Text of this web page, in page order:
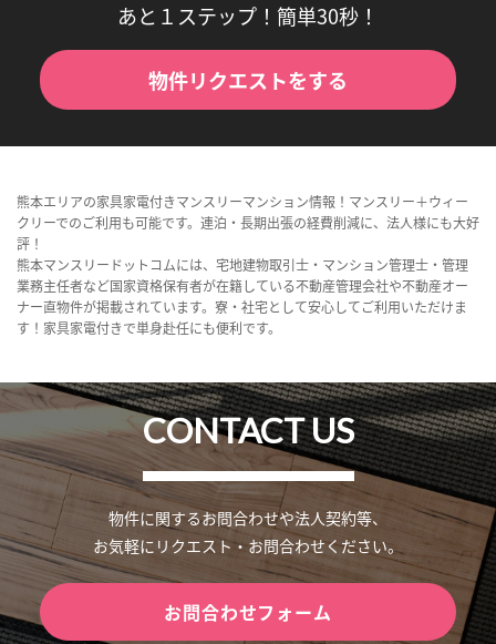
あと１ステップ！簡単30秒！
物件リクエストをする
熊本エリアの家具家電付きマンスリーマンション情報！マンスリー＋ウィー
クリーでのご利用も可能です。連泊・長期出張の経費削減に、法人様にも大好
評！
熊本マンスリードットコムには、宅地建物取引士・マンション管理士・管理
業務主任者など国家資格保有者が在籍している不動産管理会社や不動産オー
ナー直物件が掲載されています。寮・社宅として安心してご利用いただけま
す！家具家電付きで単身赴任にも便利です。
CONTACT US
物件に関するお問合わせや法人契約等、
お気軽にリクエスト・お問合わせください。
お問合わせフォーム